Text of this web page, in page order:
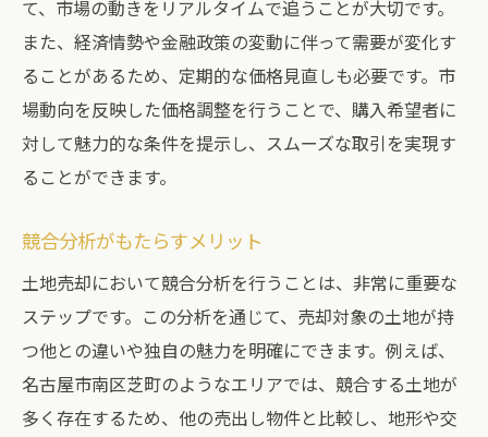
て、市場の動きをリアルタイムで追うことが大切です。
また、経済情勢や金融政策の変動に伴って需要が変化す
ることがあるため、定期的な価格見直しも必要です。市
場動向を反映した価格調整を行うことで、購入希望者に
対して魅力的な条件を提示し、スムーズな取引を実現す
ることができます。
競合分析がもたらすメリット
土地売却において競合分析を行うことは、非常に重要な
ステップです。この分析を通じて、売却対象の土地が持
つ他との違いや独自の魅力を明確にできます。例えば、
名古屋市南区芝町のようなエリアでは、競合する土地が
多く存在するため、他の売出し物件と比較し、地形や交